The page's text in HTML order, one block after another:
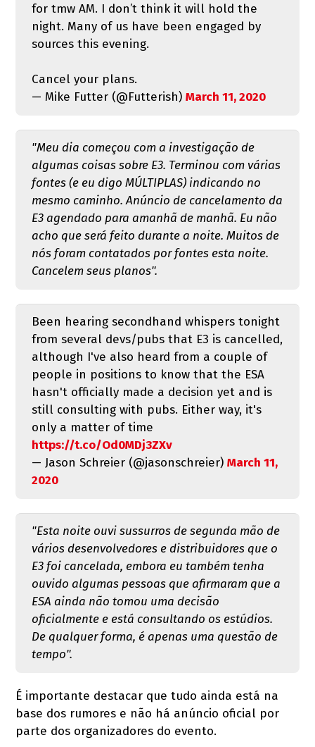
for tmw AM. I don’t think it will hold the
night. Many of us have been engaged by
sources this evening.
Cancel your plans.
— Mike Futter (@Futterish) March 11, 2020
"Meu dia começou com a investigação de
algumas coisas sobre E3. Terminou com várias
fontes (e eu digo MÚLTIPLAS) indicando no
mesmo caminho. Anúncio de cancelamento da
E3 agendado para amanhã de manhã. Eu não
acho que será feito durante a noite. Muitos de
nós foram contatados por fontes esta noite.
Cancelem seus planos".
Been hearing secondhand whispers tonight
from several devs/pubs that E3 is cancelled,
although I've also heard from a couple of
people in positions to know that the ESA
hasn't officially made a decision yet and is
still consulting with pubs. Either way, it's
only a matter of time
https://t.co/Od0MDj3ZXv
— Jason Schreier (@jasonschreier) March 11,
2020
"Esta noite ouvi sussurros de segunda mão de
vários desenvolvedores e distribuidores que o
E3 foi cancelada, embora eu também tenha
ouvido algumas pessoas que afirmaram que a
ESA ainda não tomou uma decisão
oficialmente e está consultando os estúdios.
De qualquer forma, é apenas uma questão de
tempo".
É importante destacar que tudo ainda está na
base dos rumores e não há anúncio oficial por
parte dos organizadores do evento.